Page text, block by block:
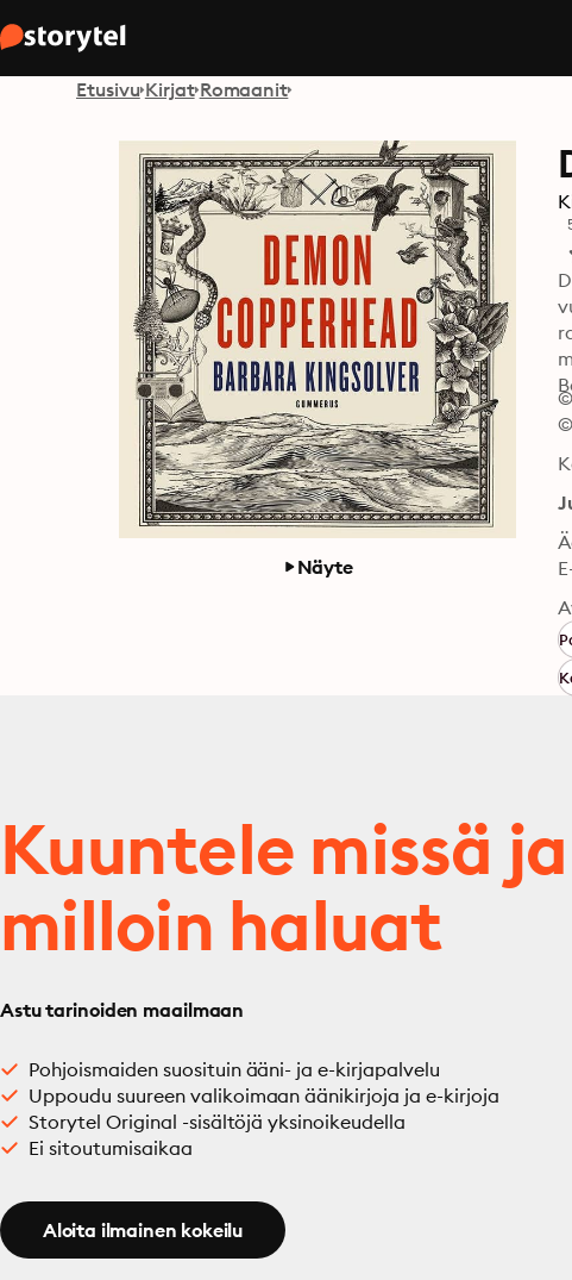
Etusivu Kirjat Romaanit
Näyte
Kuuntele missä ja
milloin haluat
Astu tarinoiden maailmaan
Pohjoismaiden suosituin ääni- ja e-kirjapalvelu
Uppoudu suureen valikoimaan äänikirjoja ja e-kirjoja
Storytel Original -sisältöjä yksinoikeudella
Ei sitoutumisaikaa
Aloita ilmainen kokeilu